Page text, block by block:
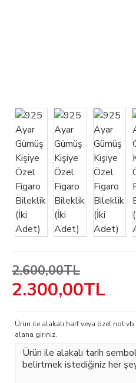
2.300,00TL
2.600,00TL
Ürün ile alakalı harf veya özel not
alana giriniz.